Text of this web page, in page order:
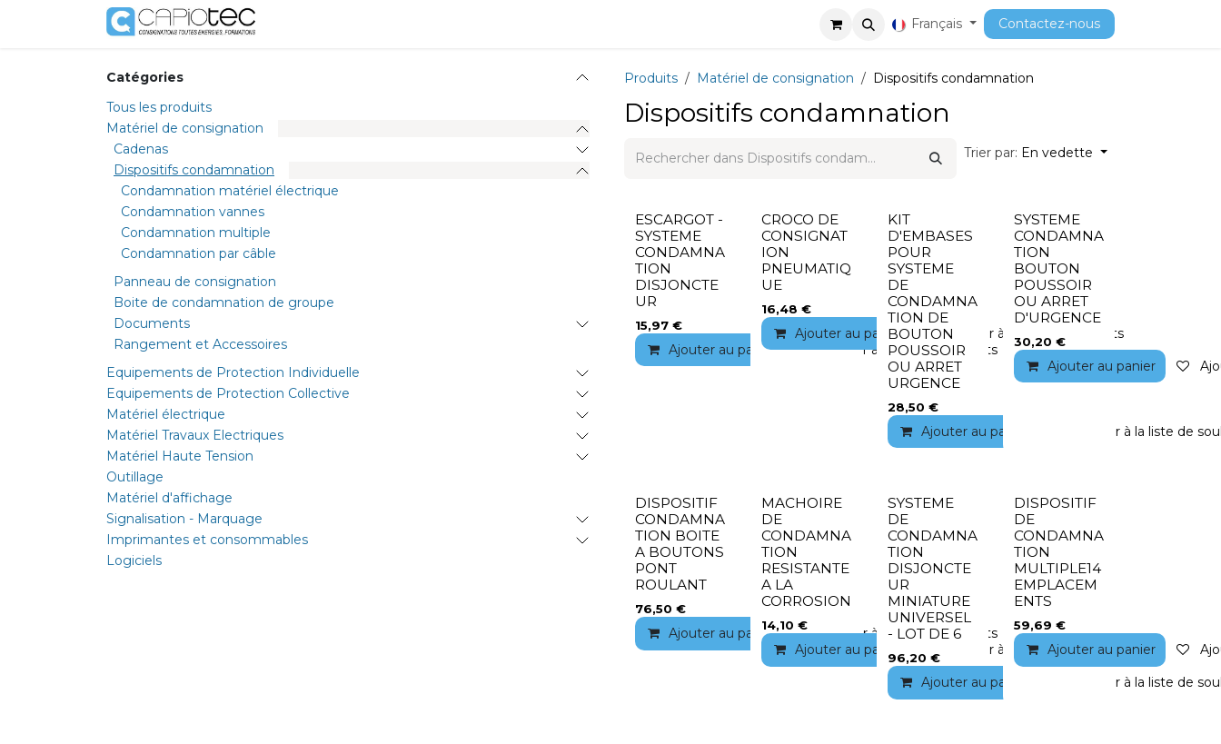
Se rendre au contenu
Recrutement Cours Français Contactez-nous
Catégories
Tous les produits
Matériel de consignation
Cadenas
Dispositifs condamnation
Condamnation matériel électrique
Condamnation vannes
Condamnation multiple
Condamnation par câble
Panneau de consignation
Boite de condamnation de groupe
Documents
Rangement et Accessoires
Equipements de Protection Individuelle
Equipements de Protection Collective
Matériel électrique
Matériel Travaux Electriques
Matériel Haute Tension
Outillage
Matériel d'affichage
Signalisation - Marquage
Imprimantes et consommables
Logiciels
Produits Matériel de consignation Dispositifs condamnation
Dispositifs condamnation
Trier par: En vedette
ESCARGOT -
SYSTEME
CONDAMNA
TION
DISJONCTE
UR
15,97 €
Ajouter au panier Ajouter à la liste de souhaits
CROCO DE
CONSIGNAT
ION
PNEUMATIQ
UE
16,48 €
Ajouter au panier Ajouter à la liste de souhaits
KIT
D'EMBASES
POUR
SYSTEME
DE
CONDAMNA
TION DE
BOUTON
POUSSOIR
OU ARRET
URGENCE
28,50 €
Ajouter au panier Ajouter à la liste de
SYSTEME
CONDAMNA
TION
BOUTON
POUSSOIR
OU ARRET
D'URGENCE
30,20 €
Ajouter au panier
DISPOSITIF
CONDAMNA
TION BOITE
A BOUTONS
PONT
ROULANT
76,50 €
Ajouter au panier Ajouter à la liste de souhaits
MACHOIRE
DE
CONDAMNA
TION
RESISTANTE
A LA
CORROSION
14,10 €
Ajouter au panier Ajouter à la liste de souhaits
SYSTEME
DE
CONDAMNA
TION
DISJONCTE
UR
MINIATURE
UNIVERSEL
- LOT DE 6
96,20 €
Ajouter au panier Ajouter à la liste de
DISPOSITIF
DE
CONDAMNA
TION
MULTIPLE14
EMPLACEM
ENTS
59,69 €
Ajouter au panier